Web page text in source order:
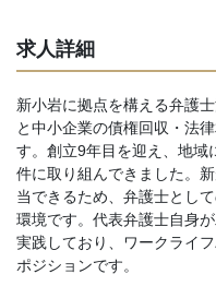
求人詳細
新小岩に拠点を構える弁護
と中小企業の債権回収・法
す。創立9年目を迎え、地域
件に取り組んできました。
当できるため、弁護士とし
環境です。代表弁護士自身
実践しており、ワークライ
ポジションです。